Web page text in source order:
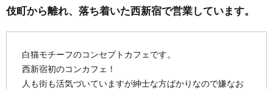
伎町から離れ、落ち着いた西新宿で営業しています。
白猫モチーフのコンセプトカフェです。
西新宿初のコンカフェ！
人も街も活気づいていますが紳士な方ばかりなので嫌なお